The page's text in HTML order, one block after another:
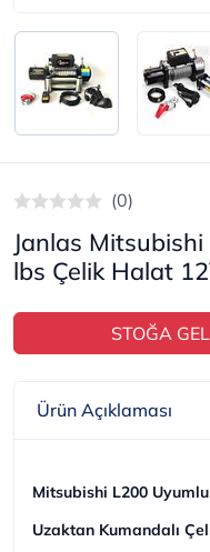
(0)
Janlas
lbs Çelik Halat
STOĞA
Ürün Açıklaması
Mitsubishi L200
Uzaktan Kumandalı